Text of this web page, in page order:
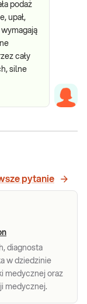
podaż
upał,
cały
silne
pytanie
diagnosta
w dziedzinie
medycznej oraz
medycznej.